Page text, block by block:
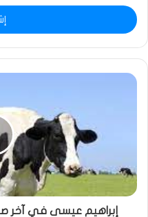
الإلكتروني
إبراهيم عيسى في آخر